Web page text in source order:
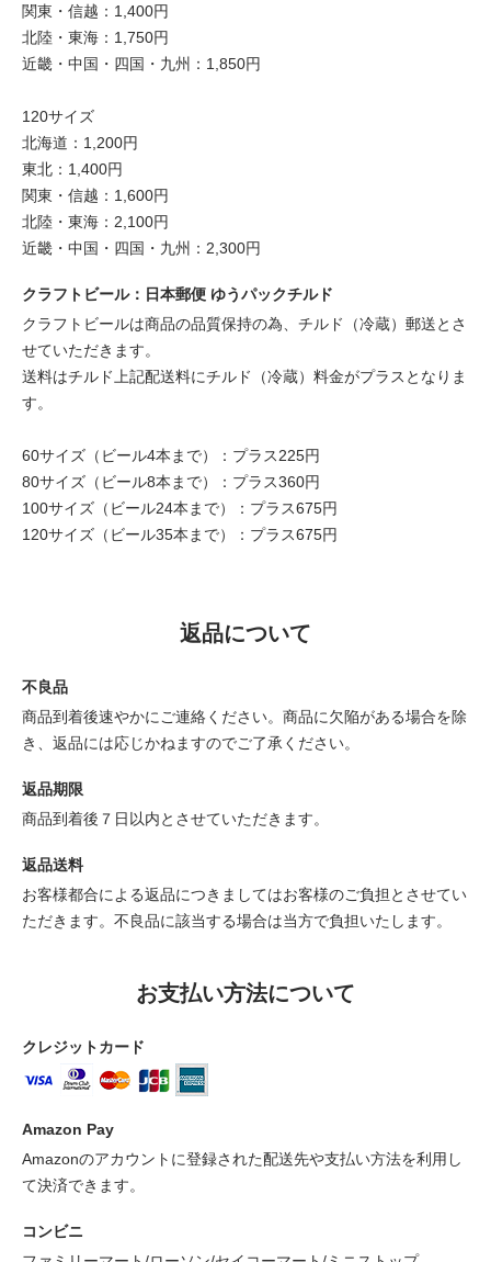
関東・信越：1,400円
北陸・東海：1,750円
近畿・中国・四国・九州：1,850円
120サイズ
北海道：1,200円
東北：1,400円
関東・信越：1,600円
北陸・東海：2,100円
近畿・中国・四国・九州：2,300円
クラフトビール：日本郵便 ゆうパックチルド
クラフトビールは商品の品質保持の為、チルド（冷蔵）郵送とさ
せていただきます。
送料はチルド上記配送料にチルド（冷蔵）料金がプラスとなりま
す。
60サイズ（ビール4本まで）：プラス225円
80サイズ（ビール8本まで）：プラス360円
100サイズ（ビール24本まで）：プラス675円
120サイズ（ビール35本まで）：プラス675円
返品について
不良品
商品到着後速やかにご連絡ください。商品に欠陥がある場合を除
き、返品には応じかねますのでご了承ください。
返品期限
商品到着後７日以内とさせていただきます。
返品送料
お客様都合による返品につきましてはお客様のご負担とさせてい
ただきます。不良品に該当する場合は当方で負担いたします。
お支払い方法について
クレジットカード
Amazon Pay
Amazonのアカウントに登録された配送先や支払い方法を利用し
て決済できます。
コンビニ